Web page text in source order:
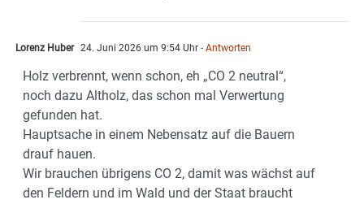
Lorenz Huber 24. Juni 2026 um 9:54 Uhr - Antworten
Holz verbrennt, wenn schon, eh „CO 2 neutral“,
noch dazu Altholz, das schon mal Verwertung
gefunden hat.
Hauptsache in einem Nebensatz auf die Bauern
drauf hauen.
Wir brauchen übrigens CO 2, damit was wächst auf
den Feldern und im Wald und der Staat braucht